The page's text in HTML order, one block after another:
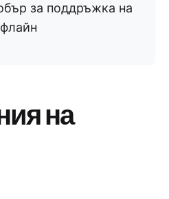
за поддръжка на
на